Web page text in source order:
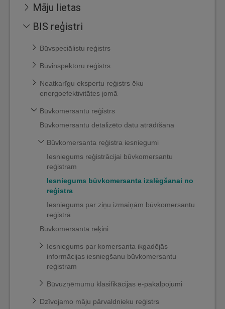
Māju lietas
BIS reģistri
Būvspeciālistu reģistrs
Būvinspektoru reģistrs
Neatkarīgu ekspertu reģistrs ēku
energoefektivitātes jomā
Būvkomersantu reģistrs
Būvkomersantu detalizēto datu atrādīšana
Būvkomersanta reģistra iesniegumi
Iesniegums reģistrācijai būvkomersantu
reģistram
Iesniegums būvkomersanta izslēgšanai no
reģistra
Iesniegums par ziņu izmaiņām būvkomersantu
reģistrā
Būvkomersanta rēķini
Iesniegums par komersanta ikgadējās
informācijas iesniegšanu būvkomersantu
reģistram
Būvuzņēmumu klasifikācijas e-pakalpojumi
Dzīvojamo māju pārvaldnieku reģistrs